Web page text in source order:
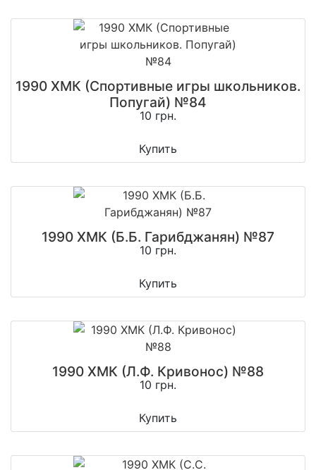
1990 ХМК (Спортивные игры школьников.
Попугай) №84
10 грн.
Купить
1990 ХМК (Б.Б. Гарибджанян) №87
10 грн.
Купить
1990 ХМК (Л.Ф. Кривонос) №88
10 грн.
Купить